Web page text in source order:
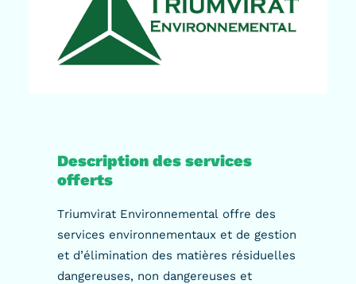
Description des services
offerts
Triumvirat Environnemental offre des
services environnementaux et de gestion
et d’élimination des matières résiduelles
dangereuses, non dangereuses et